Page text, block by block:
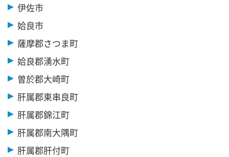
伊佐市
姶良市
薩摩郡さつま町
姶良郡湧水町
曽於郡大崎町
肝属郡東串良町
肝属郡錦江町
肝属郡南大隅町
肝属郡肝付町